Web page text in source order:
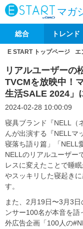
マガ
総合 トレンド
E START トップページ エ
リアルユーザーの
TVCMを放映中！
生活SALE 2024」
2024-02-28 10:00:09
寝具ブランド『NELL（
んが出演する『NELLマ
寝落ち語り篇」「NELL
NELLのリアルユーザー
レスに変えたことで睡
やスッキリした寝起き
す。
また、2月19日〜3月3
ンサー100名が本音を
外広告企画「100人の